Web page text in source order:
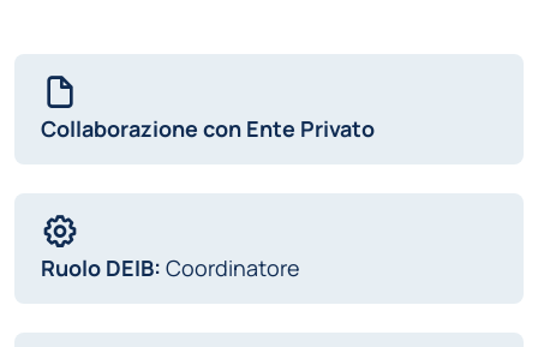
Collaborazione con Ente Privato
Ruolo DEIB: Coordinatore